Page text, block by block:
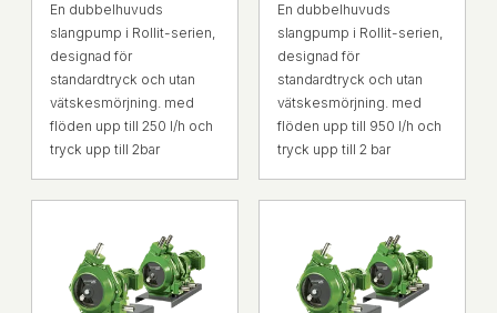
En dubbelhuvuds
slangpump i Rollit-serien,
designad för
standardtryck och utan
vätskesmörjning. med
flöden upp till 250 l/h och
tryck upp till 2bar
En dubbelhuvuds
slangpump i Rollit-serien,
designad för
standardtryck och utan
vätskesmörjning. med
flöden upp till 950 l/h och
tryck upp till 2 bar